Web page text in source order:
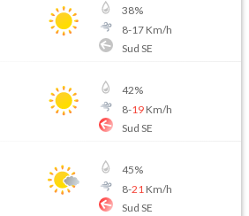
38%
8-17Km/h
Sud SE
42%
8-19Km/h
Sud SE
45%
8-21 Km/h
Sud SE